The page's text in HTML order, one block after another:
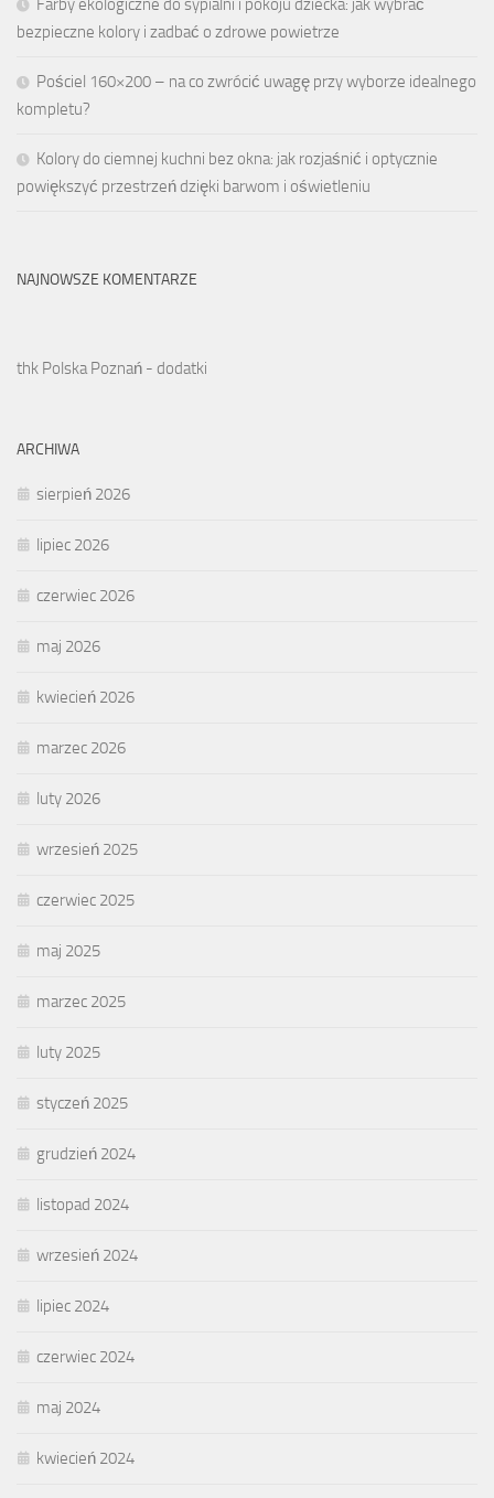
Farby ekologiczne do sypialni i pokoju dziecka: jak wybrać
bezpieczne kolory i zadbać o zdrowe powietrze
Pościel 160×200 – na co zwrócić uwagę przy wyborze idealnego
kompletu?
Kolory do ciemnej kuchni bez okna: jak rozjaśnić i optycznie
powiększyć przestrzeń dzięki barwom i oświetleniu
NAJNOWSZE KOMENTARZE
thk Polska Poznań - dodatki
ARCHIWA
sierpień 2026
lipiec 2026
czerwiec 2026
maj 2026
kwiecień 2026
marzec 2026
luty 2026
wrzesień 2025
czerwiec 2025
maj 2025
marzec 2025
luty 2025
styczeń 2025
grudzień 2024
listopad 2024
wrzesień 2024
lipiec 2024
czerwiec 2024
maj 2024
kwiecień 2024